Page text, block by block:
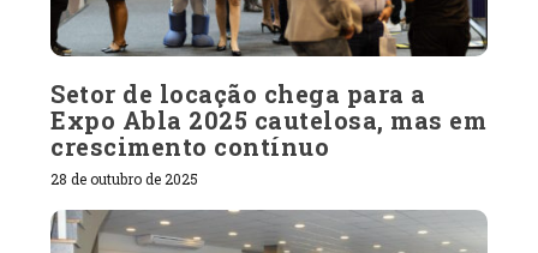
Setor de locação chega para a
Expo Abla 2025 cautelosa, mas em
crescimento contínuo
28 de outubro de 2025